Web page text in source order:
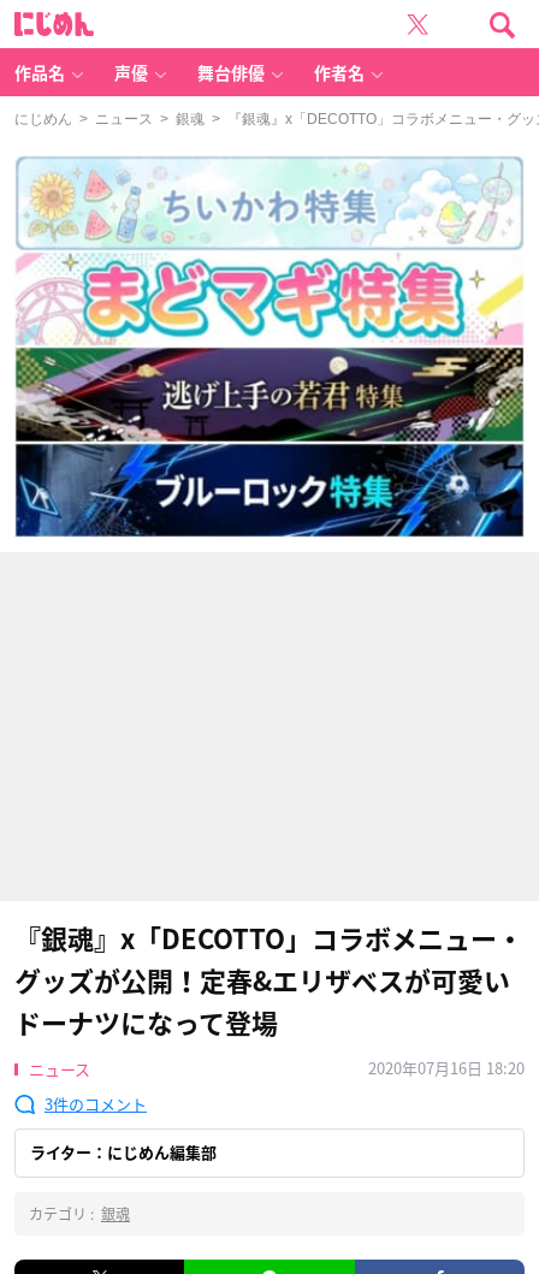
作品名 声優 舞台俳優 作者名
にじめん > ニュース > 銀魂 > 『銀魂』x「DECOTTO」コラボメニュー・グ
『銀魂』x「DECOTTO」コラボメニュー・
グッズが公開！定春&エリザベスが可愛い
ドーナツになって登場
ニュース
2020年07月16日 18:20
3
ライター：にじめん編集部
カテゴリ : 銀魂